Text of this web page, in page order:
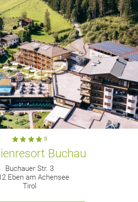
Buchau
Buchauer Str. 3
Eben am Achensee
Tirol